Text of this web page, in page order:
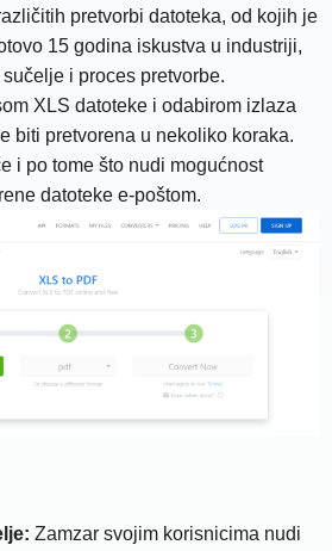
pretvorbi datoteka, od kojih je
15 godina iskustva u industriji,
i proces pretvorbe.
XLS datoteke i odabirom izlaza
biti pretvorena u nekoliko koraka.
i po tome što nudi mogućnost
datoteke e-poštom.
Zamzar svojim korisnicima nudi